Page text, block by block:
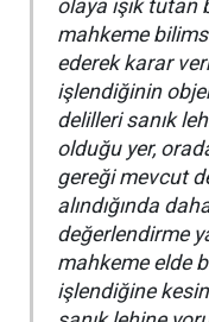
olaya ışık
mahkeme
ederek karar
işlendiğinin
delilleri sanık
olduğu yer,
gereği mevcut
alındığında
değerlendirme
mahkeme elde
işlendiğine